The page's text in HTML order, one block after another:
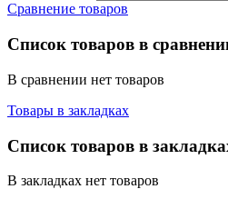
Сравнение товаров
Список товаров в
В сравнении нет товаров
Товары в закладках
Список товаров в
В закладках нет товаров